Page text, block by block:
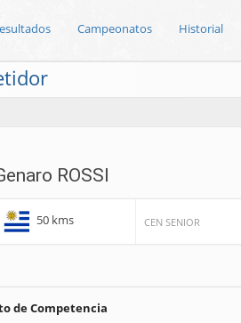
Campeonatos Historial
ROSSI
50 kms CEN SENIOR
de Competencia